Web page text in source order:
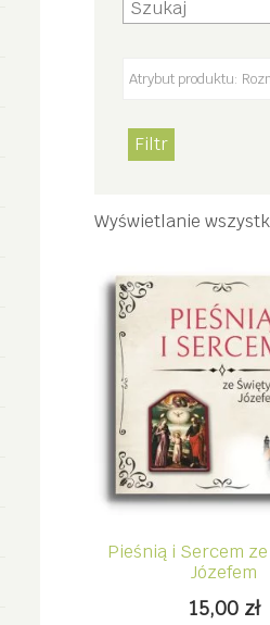
Filtr
Wyświetlanie
Pieśnią i Sercem
Józefem
15,00 zł